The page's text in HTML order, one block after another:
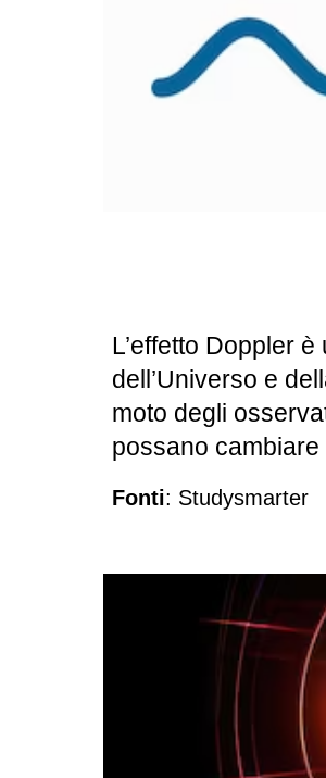
L’effetto Doppler
dell’Universo e
moto degli
possano
Fonti: Studysmarter